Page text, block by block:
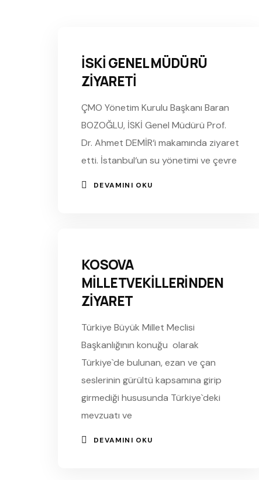
İSKİ GENEL MÜDÜRÜ
ZİYARETİ
ÇMO Yönetim Kurulu Başkanı Baran
BOZOĞLU, İSKİ Genel Müdürü Prof.
Dr. Ahmet DEMİR‘i makamında ziyaret
etti. İstanbul‘un su yönetimi ve çevre
DEVAMINI OKU
KOSOVA
MİLLETVEKİLLERİNDEN
ZİYARET
Türkiye Büyük Millet Meclisi
Başkanlığının konuğu olarak
Türkiye`de bulunan, ezan ve çan
seslerinin gürültü kapsamına girip
girmediği hususunda Türkiye`deki
mevzuatı ve
DEVAMINI OKU